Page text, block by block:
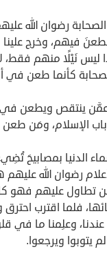
رضوان الله
فيهم، وخرج
نَيْلًا منهم فقط، لا
كأنما طعن في
ينتقص ويطعن في
باب الإسلام، ومَن
الدنيا بمصابيحَ
رضوان الله
تطاول عليهم فهو
فلما اقترب
عندنا، وعلِمنا ما
يتوبوا ويرجعوا.